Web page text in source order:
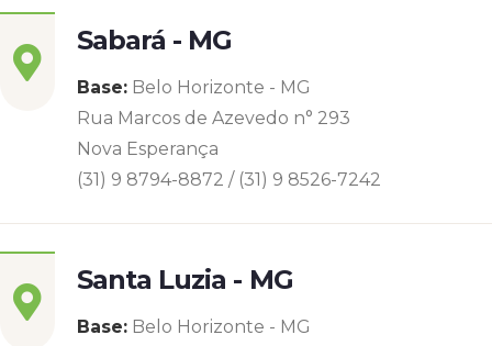
Sabará - MG
Base: Belo Horizonte - MG
Rua Marcos de Azevedo n° 293
Nova Esperança
(31) 9 8794-8872 / (31) 9 8526-7242
Santa Luzia - MG
Base: Belo Horizonte - MG